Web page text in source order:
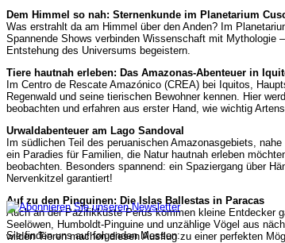
Dem Himmel so nah: Sternenkunde im Planetarium
Was erstrahlt da am Himmel über den Anden? Im
Spannende Shows verbinden Wissenschaft mit Mythologie
Entstehung des Universums begeistern.
Tiere hautnah erleben: Das Amazonas-Abenteuer in
Im Centro de Rescate Amazónico (CREA) bei Iquitos,
Regenwald und seine tierischen Bewohner kennen. Hier
beobachten und erfahren aus erster Hand, wie wichtig
Urwaldabenteuer am Lago Sandoval
Im südlichen Teil des peruanischen Amazonasgebiets,
ein Paradies für Familien, die Natur hautnah erleben
beobachten. Besonders spannend: ein Spaziergang über
Nervenkitzel garantiert!
Auf zu den Pinguinen: Die Islas Ballestas in Paracas
Auch an der Pazifikküste Perus kommen kleine Entdecker
Seelöwen, Humboldt-Pinguine und unzählige Vögel aus
wilden Tieren machen diesen Ausflug zu einer perfekten
Sie finden uns auf folgenden Messen: